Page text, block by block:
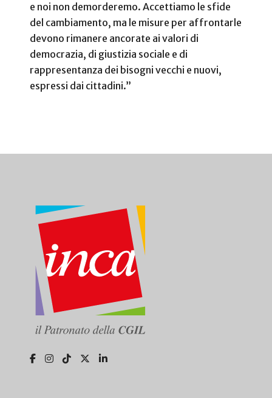
e noi non demorderemo. Accettiamo le sfide
del cambiamento, ma le misure per affrontarle
devono rimanere ancorate ai valori di
democrazia, di giustizia sociale e di
rappresentanza dei bisogni vecchi e nuovi,
espressi dai cittadini.”